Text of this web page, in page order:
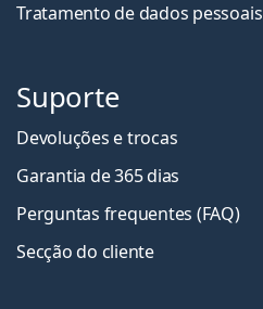
Tratamento de dados pessoais
Suporte
Devoluções e trocas
Garantia de 365 dias
Perguntas frequentes (FAQ)
Secção do cliente